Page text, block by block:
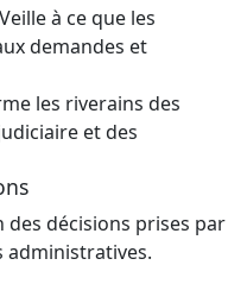
à ce que les
demandes et
les riverains des
et des
des décisions prises par
administratives.